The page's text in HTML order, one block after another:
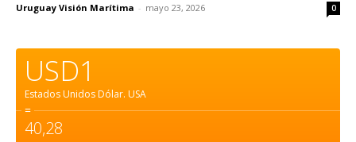
Uruguay Visión Marítima - mayo 23, 2026 0
USD1
Estados Unidos Dólar. USA
=
40,28